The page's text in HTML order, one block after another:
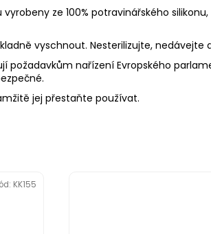
ze 100% potravinářského
vyschnout. Nesterilizujte, nedávejte
požadavkům nařízení Evropského
jej přestaňte používat.
KK155